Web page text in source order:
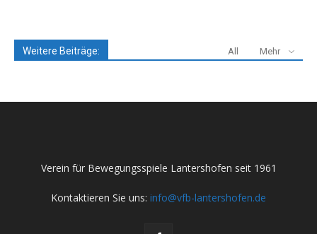
Weitere Beiträge: All Mehr
Verein für Bewegungsspiele Lantershofen seit 1961
Kontaktieren Sie uns: info@vfb-lantershofen.de